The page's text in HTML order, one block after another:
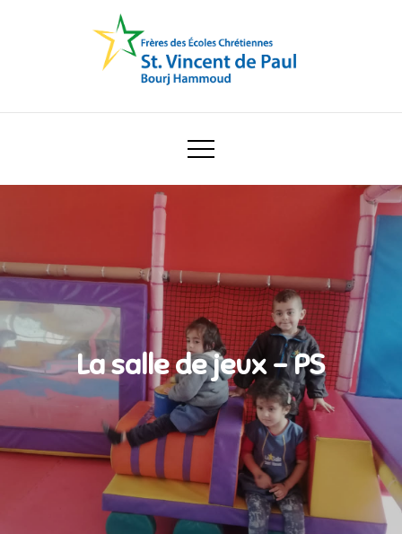
Ecole Saint Vincent de Paul
La salle de jeux – PS